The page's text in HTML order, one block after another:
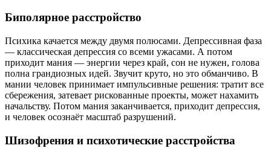
Биполярное расстройство
Психика качается между двумя полюсами. Депрессивная фаза
— классическая депрессия со всеми ужасами. А потом
приходит мания — энергии через край, сон не нужен, голова
полна грандиозных идей. Звучит круто, но это обманчиво. В
мании человек принимает импульсивные решения: тратит все
сбережения, затевает рискованные проекты, может нахамить
начальству. Потом мания заканчивается, приходит депрессия,
и человек осознаёт масштаб разрушений.
Шизофрения и психотические расстройства